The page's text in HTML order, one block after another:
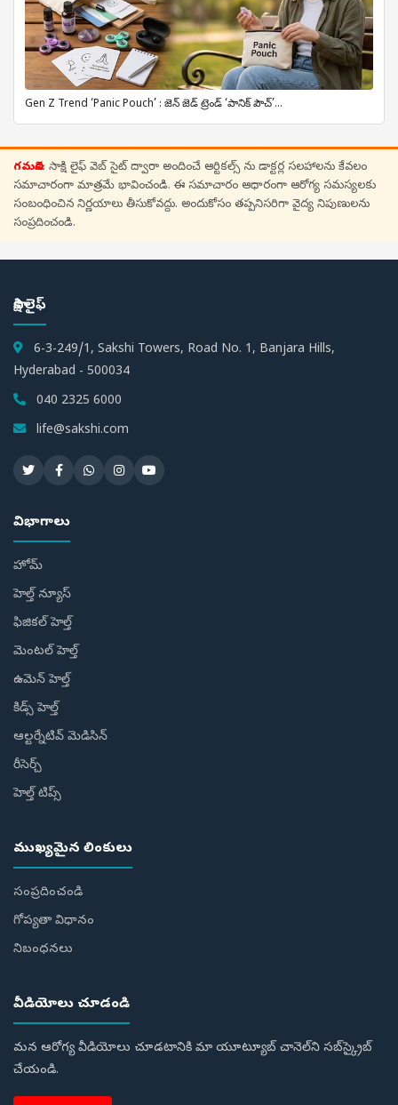
Gen Z Trend ‘Panic Pouch’ : జెన్ జెడ్ ట్రెండ్ ‘పానిక్ పౌచ్’...
గమనిక: సాక్షి లైఫ్ వెబ్ సైట్ ద్వారా అందించే ఆర్టికల్స్ ను డాక్టర్ల సలహాలను కేవలం
సమాచారంగా మాత్రమే భావించండి. ఈ సమాచారం ఆధారంగా ఆరోగ్య సమస్యలకు
సంబంధించిన నిర్ణయాలు తీసుకోవద్దు. అందుకోసం తప్పనిసరిగా వైద్య నిపుణులను
సంప్రదించండి.
సాక్షి లైఫ్
6-3-249/1, Sakshi Towers, Road No. 1, Banjara Hills,
Hyderabad - 500034
040 2325 6000
life@sakshi.com
విభాగాలు
హోమ్
హెల్త్ న్యూస్
ఫిజికల్ హెల్త్
మెంటల్ హెల్త్
ఉమెన్ హెల్త్
కిడ్స్ హెల్త్
ఆల్టర్నేటివ్ మెడిసిన్
రీసెర్చ్
హెల్త్‌ టిప్స్‌
ముఖ్యమైన లింకులు
సంప్రదించండి
గోప్యతా విధానం
నిబంధనలు
వీడియోలు చూడండి
మన ఆరోగ్య వీడియోలు చూడటానికి మా యూట్యూబ్ చానెల్‌ని సబ్‌స్క్రైబ్
చేయండి.